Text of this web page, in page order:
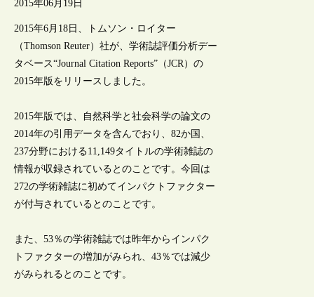
2015年06月19日
2015年6月18日、トムソン・ロイター
（Thomson Reuter）社が、学術誌評価分析デー
タベース“Journal Citation Reports”（JCR）の
2015年版をリリースしました。
2015年版では、自然科学と社会科学の論文の
2014年の引用データを含んでおり、82か国、
237分野における11,149タイトルの学術雑誌の
情報が収録されているとのことです。今回は
272の学術雑誌に初めてインパクトファクター
が付与されているとのことです。
また、53％の学術雑誌では昨年からインパク
トファクターの増加がみられ、43％では減少
がみられるとのことです。